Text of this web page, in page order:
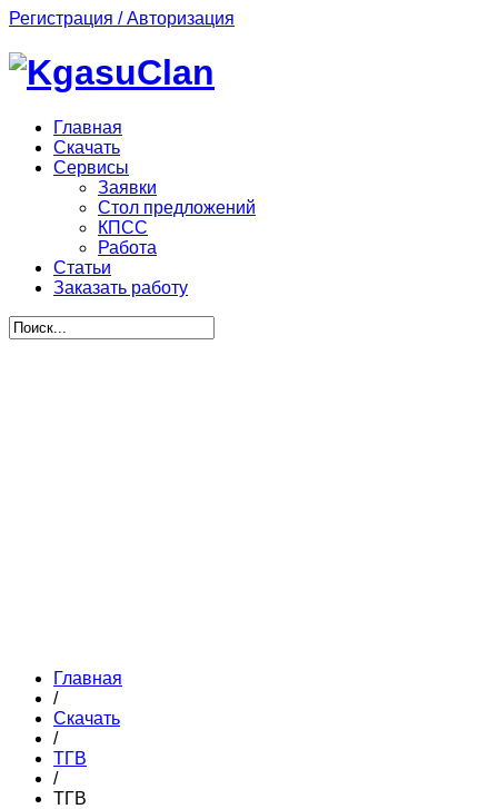
Регистрация / Авторизация
Главная
Скачать
Сервисы
Заявки
Стол предложений
КПСС
Работа
Статьи
Заказать работу
Главная
/
Скачать
/
ТГВ
/
ТГВ